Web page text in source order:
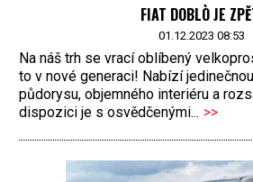
FIAT DOBLÒ JE
01.12.2023 08:53
Na náš trh se vrací oblíbený
to v nové generaci! Nabízí
půdorysu, objemného interiéru a
dispozici je s osvědčenými... >>